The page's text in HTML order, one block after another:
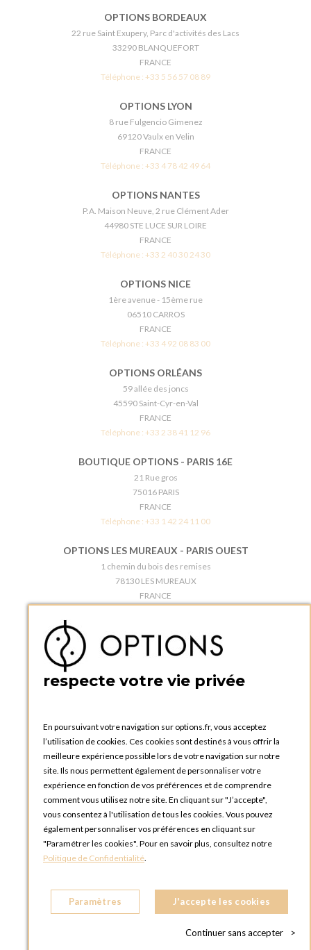
OPTIONS BORDEAUX
22 rue Saint Exupery, Parc d'activités des Lacs
33290 BLANQUEFORT
FRANCE
Téléphone : +33 5 56 57 08 89
OPTIONS LYON
8 rue Fulgencio Gimenez
69120 Vaulx en Velin
FRANCE
Téléphone : +33 4 78 42 49 64
OPTIONS NANTES
P.A. Maison Neuve, 2 rue Clément Ader
44980 STE LUCE SUR LOIRE
FRANCE
Téléphone : +33 2 40 30 24 30
OPTIONS NICE
1ère avenue - 15ème rue
06510 CARROS
FRANCE
Téléphone : +33 4 92 08 83 00
OPTIONS ORLÉANS
59 allée des joncs
45590 Saint-Cyr-en-Val
FRANCE
Téléphone : +33 2 38 41 12 96
BOUTIQUE OPTIONS - PARIS 16E
21 Rue gros
75016 PARIS
FRANCE
Téléphone : +33 1 42 24 11 00
OPTIONS LES MUREAUX - PARIS OUEST
1 chemin du bois des remises
78130 LES MUREAUX
FRANCE
BOUTIQUE OPTIONS - PARIS 5E
5 quai de la tournelle
FRANCE
OPTIONS ROUEN
Rue du Clos Tellier
76800 Saint-Etienne-du-Rouvray
FRANCE
Téléphone :+33 2 35 08 38 53
OPTIONS TOULOUSE
6 rue Gaye Marie, ZAC de Saint-Martin du Touch
31300 Toulouse
FRANCE
OPTIONS MC
respecte votre vie privée
En poursuivant votre navigation sur options.fr, vous acceptez
l’utilisation de cookies. Ces cookies sont destinés à vous offrir la
meilleure expérience possible lors de votre navigation sur notre
site. Ils nous permettent également de personnaliser votre
expérience en fonction de vos préférences et de comprendre
comment vous utilisez notre site. En cliquant sur "J’accepte",
vous consentez à l'utilisation de tous les cookies. Vous pouvez
également personnaliser vos préférences en cliquant sur
"Paramétrer les cookies". Pour en savoir plus, consultez notre
Politique de Confidentialité.
Paramètres J'accepte les cookies
Continuer sans accepter >